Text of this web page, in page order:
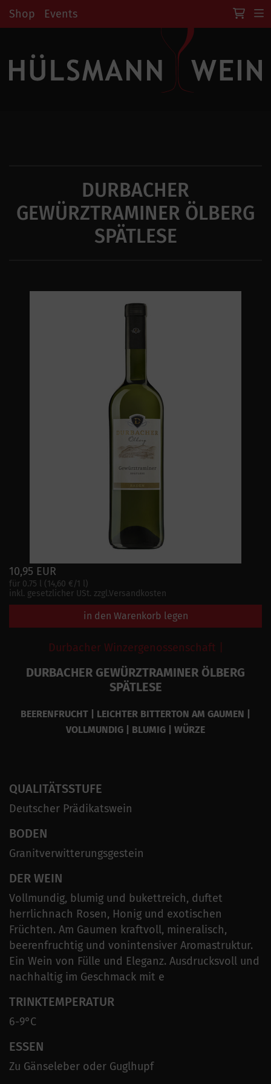
Shop Events
DURBACHER
GEWÜRZTRAMINER ÖLBERG
SPÄTLESE
10,95 EUR
für 0.75 l (14,60 €/1 l)
inkl. gesetzlicher USt. zzgl.Versandkosten
in den Warenkorb legen
Durbacher Winzergenossenschaft |
DURBACHER GEWÜRZTRAMINER ÖLBERG
SPÄTLESE
BEERENFRUCHT | LEICHTER BITTERTON AM GAUMEN |
VOLLMUNDIG | BLUMIG | WÜRZE
QUALITÄTSSTUFE
Deutscher Prädikatswein
BODEN
Granitverwitterungsgestein
DER WEIN
Vollmundig, blumig und bukettreich, duftet
herrlichnach Rosen, Honig und exotischen
Früchten. Am Gaumen kraftvoll, mineralisch,
beerenfruchtig und vonintensiver Aromastruktur.
Ein Wein von Fülle und Eleganz. Ausdrucksvoll und
nachhaltig im Geschmack mit e
TRINKTEMPERATUR
6-9°C
ESSEN
Zu Gänseleber oder Guglhupf